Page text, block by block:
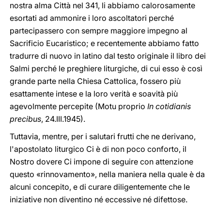
nostra alma Città nel 341, li abbiamo calorosamente
esortati ad ammonire i loro ascoltatori perché
partecipassero con sempre maggiore impegno al
Sacrificio Eucaristico; e recentemente abbiamo fatto
tradurre di nuovo in latino dal testo originale il libro dei
Salmi perché le preghiere liturgiche, di cui esso è così
grande parte nella Chiesa Cattolica, fossero più
esattamente intese e la loro verità e soavità più
agevolmente percepite (Motu proprio In cotidianis
precibus, 24.III.1945).
Tuttavia, mentre, per i salutari frutti che ne derivano,
l'apostolato liturgico Ci è di non poco conforto, il
Nostro dovere Ci impone di seguire con attenzione
questo «rinnovamento», nella maniera nella quale è da
alcuni concepito, e di curare diligentemente che le
iniziative non diventino né eccessive né difettose.